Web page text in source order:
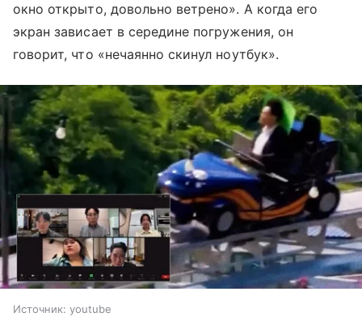
окно открыто, довольно ветрено». А когда его
экран зависает в середине погружения, он
говорит, что «нечаянно скинул ноутбук».
Источник: youtube